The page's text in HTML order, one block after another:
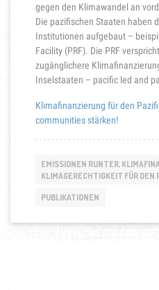
gegen den Klimawandel an
Die pazifischen Staaten haben
Institutionen aufgebaut –
Facility (PRF). Die PRF
zugänglichere
Inselstaaten – pacific led and
Klimafinanzierung für den
communities stärken!
EMISSIONEN RUNTER,
KLIMAGERECHTIGKEIT FÜR DEN
PUBLIKATIONEN